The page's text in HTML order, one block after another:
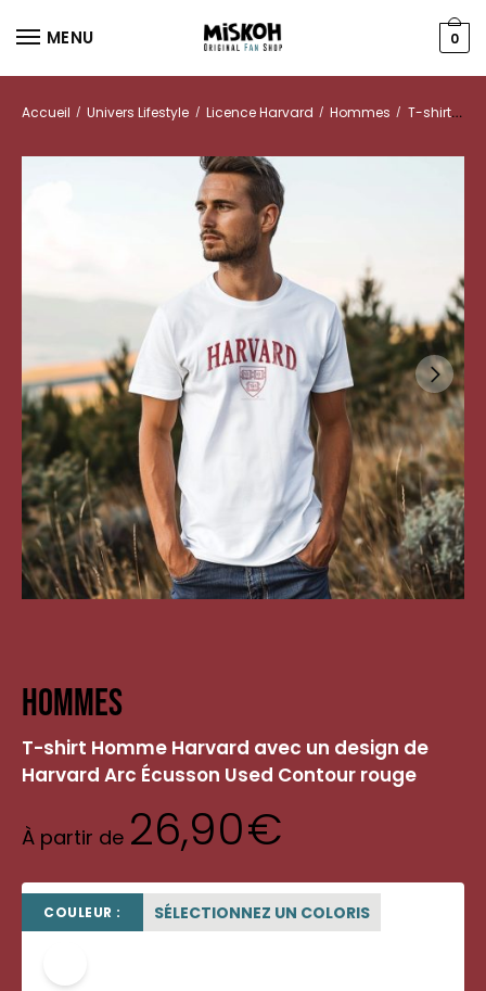
MENU 0
Accueil / Univers Lifestyle / Licence Harvard / Hommes / T-shirts
Hommes
T-shirt Homme Harvard avec un design de
Harvard Arc Écusson Used Contour rouge
À partir de 26,90€
COULEUR : SÉLECTIONNEZ UN COLORIS